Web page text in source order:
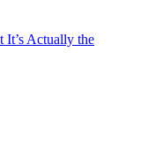
It’s Actually the